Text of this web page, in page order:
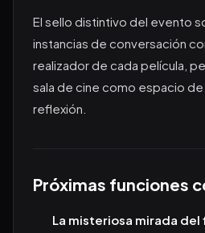
El sello distintivo del evento
instancias de conversación
realizador de cada película,
sala de cine como espacio
reflexión.
Próximas funciones
La misteriosa mirada del